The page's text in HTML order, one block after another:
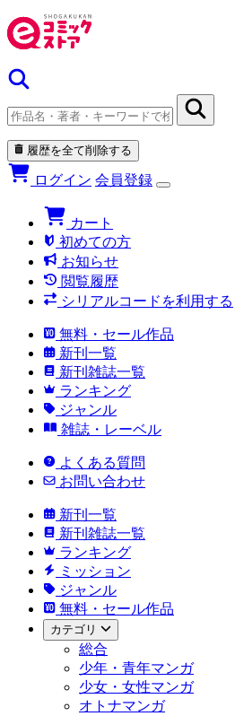
履歴を全て削除する
ログイン 会員登録
カート
初めての方
お知らせ
閲覧履歴
シリアルコードを利用する
無料・セール作品
新刊一覧
新刊雑誌一覧
ランキング
ジャンル
雑誌・レーベル
よくある質問
お問い合わせ
新刊一覧
新刊雑誌一覧
ランキング
ミッション
ジャンル
無料・セール作品
カテゴリ
総合
少年・青年マンガ
少女・女性マンガ
オトナマンガ